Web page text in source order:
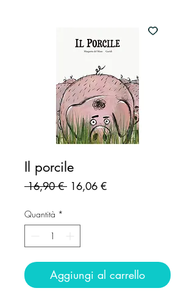
Il porcile
16,90 € Prezzo
16,06 €Prezzo
Quantità *
Aggiungi al carrello